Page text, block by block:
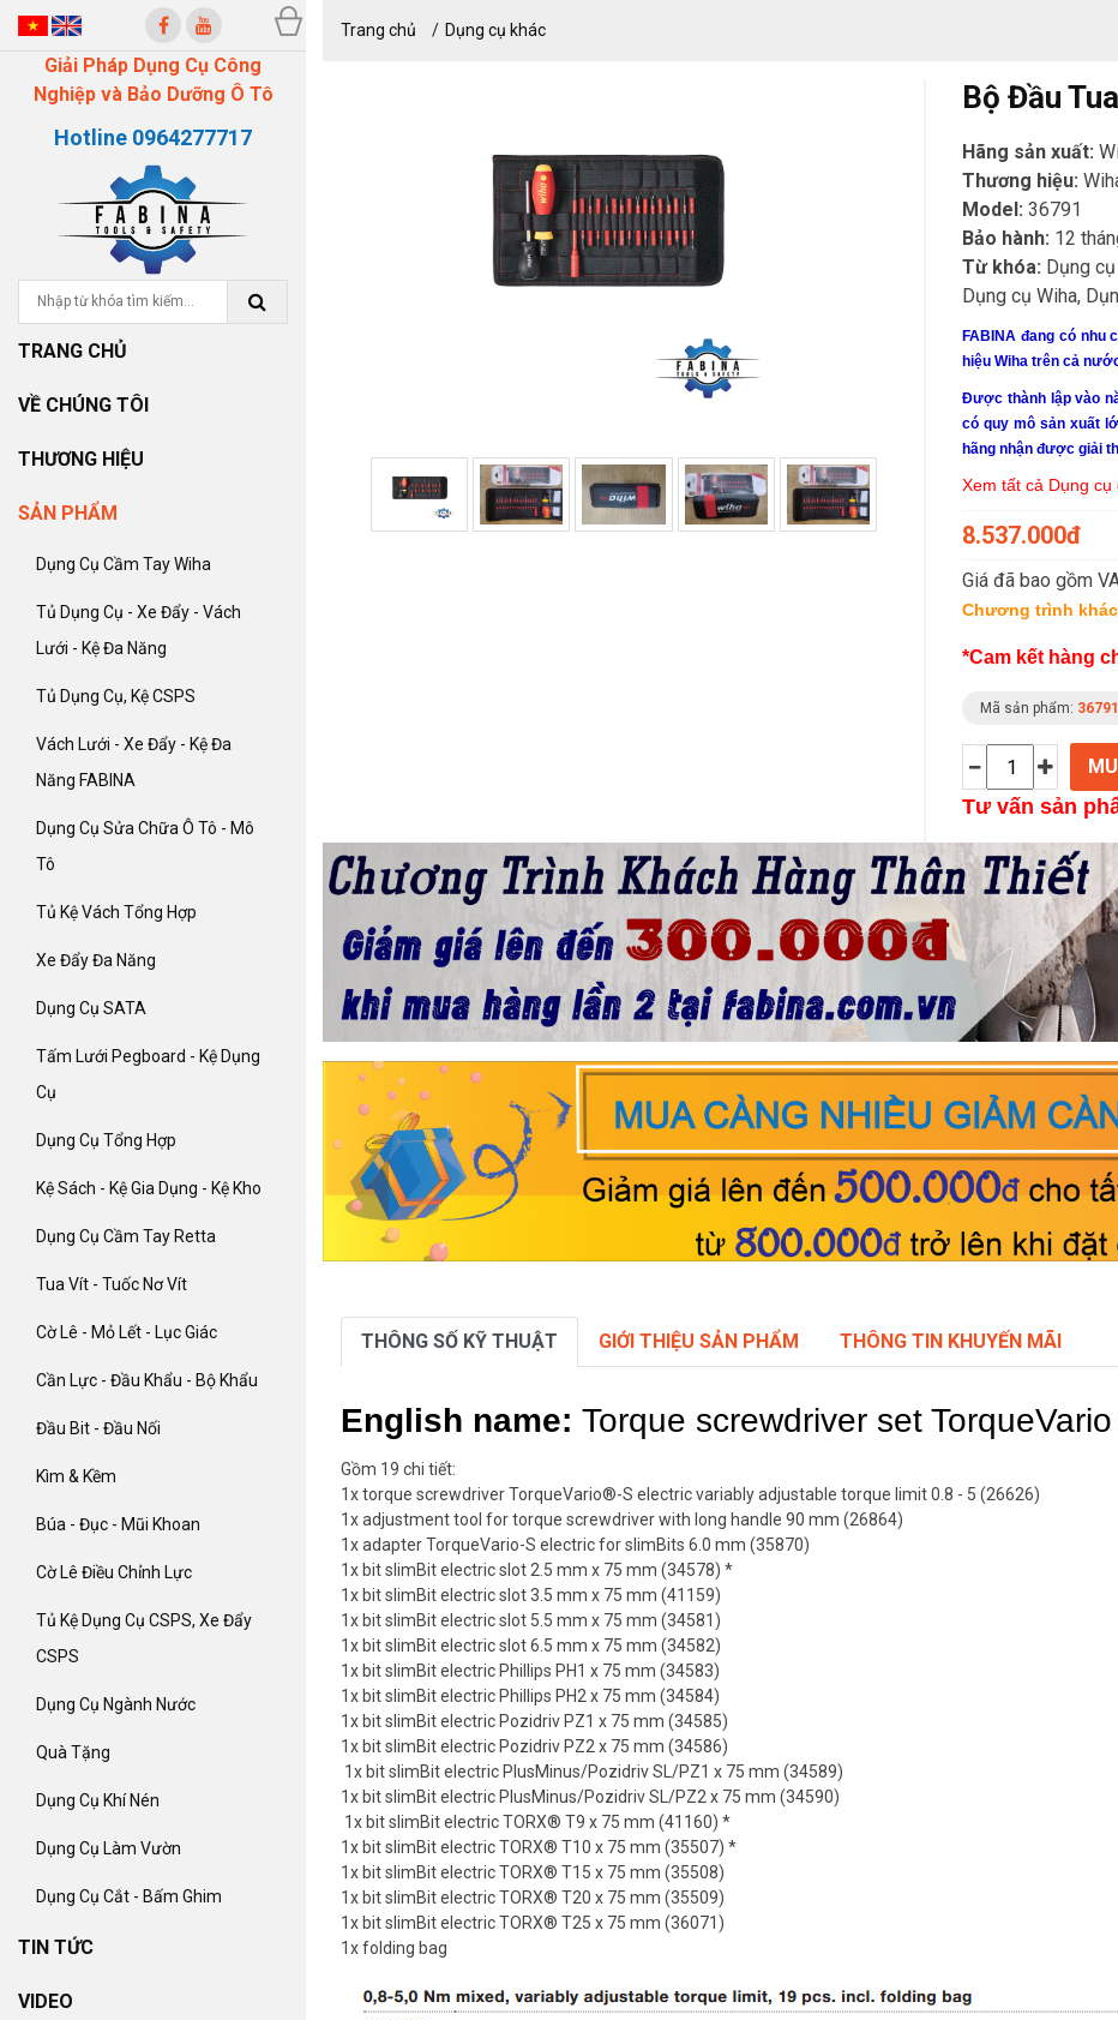
Giải Pháp Dụng Cụ Công
Nghiệp và Bảo Dưỡng Ô Tô
Hotline 0964277717
TRANG CHỦ
VỀ CHÚNG TÔI
THƯƠNG HIỆU
SẢN PHẨM
Dụng Cụ Cầm Tay Wiha
Tủ Dụng Cụ - Xe Đẩy - Vách
Lưới - Kệ Đa Năng
Tủ Dụng Cụ, Kệ CSPS
Vách Lưới - Xe Đẩy - Kệ Đa
Năng FABINA
Dụng Cụ Sửa Chữa Ô Tô - Mô
Tô
Tủ Kệ Vách Tổng Hợp
Xe Đẩy Đa Năng
Dụng Cụ SATA
Tấm Lưới Pegboard - Kệ Dụng
Cụ
Dụng Cụ Tổng Hợp
Kệ Sách - Kệ Gia Dụng - Kệ Kho
Dụng Cụ Cầm Tay Retta
Tua Vít - Tuốc Nơ Vít
Cờ Lê - Mỏ Lết - Lục Giác
Cần Lực - Đầu Khẩu - Bộ Khẩu
Đầu Bit - Đầu Nối
Kìm & Kềm
Búa - Đục - Mũi Khoan
Cờ Lê Điều Chỉnh Lực
Tủ Kệ Dụng Cụ CSPS, Xe Đẩy
CSPS
Dụng Cụ Ngành Nước
Quà Tặng
Dụng Cụ Khí Nén
Dụng Cụ Làm Vườn
Dụng Cụ Cắt - Bấm Ghim
TIN TỨC
VIDEO
Trang chủ Dụng cụ khác
Bộ Đầu
Hãng sản xuất:
Thương hiệu:
Model: 36791
Bảo hành: 12
Từ khóa: Dụng
Dụng cụ Wiha,
FABINA đang có nhu
hiệu Wiha trên cả
Được thành lập vào
có quy mô sản xuất
hãng nhận được giải
Xem tất cả Dụng
8.537.000đ
Giá đã bao gồm
Chương trình
*Cam kết hàng
Mã sản phẩm: 36791
Tư vấn sản
THÔNG SỐ KỸ THUẬT GIỚI THIỆU SẢN PHẨM THÔNG TIN KHUYẾN MÃI
English name: Torque screwdriver set
Gồm 19 chi tiết:
1x torque screwdriver TorqueVario®-S electric variably adjustable torque limit 0.8 - 5 (26626)
1x adjustment tool for torque screwdriver with long handle 90 mm (26864)
1x adapter TorqueVario-S electric for slimBits 6.0 mm (35870)
1x bit slimBit electric slot 2.5 mm x 75 mm (34578) *
1x bit slimBit electric slot 3.5 mm x 75 mm (41159)
1x bit slimBit electric slot 5.5 mm x 75 mm (34581)
1x bit slimBit electric slot 6.5 mm x 75 mm (34582)
1x bit slimBit electric Phillips PH1 x 75 mm (34583)
1x bit slimBit electric Phillips PH2 x 75 mm (34584)
1x bit slimBit electric Pozidriv PZ1 x 75 mm (34585)
1x bit slimBit electric Pozidriv PZ2 x 75 mm (34586)
1x bit slimBit electric PlusMinus/Pozidriv SL/PZ1 x 75 mm (34589)
1x bit slimBit electric PlusMinus/Pozidriv SL/PZ2 x 75 mm (34590)
1x bit slimBit electric TORX® T9 x 75 mm (41160) *
1x bit slimBit electric TORX® T10 x 75 mm (35507) *
1x bit slimBit electric TORX® T15 x 75 mm (35508)
1x bit slimBit electric TORX® T20 x 75 mm (35509)
1x bit slimBit electric TORX® T25 x 75 mm (36071)
1x folding bag